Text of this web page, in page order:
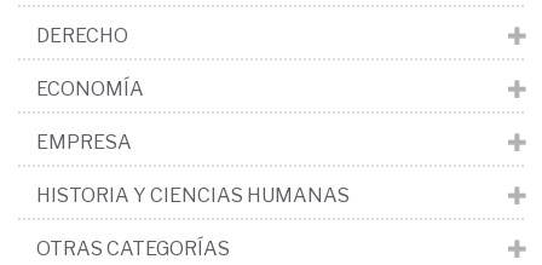
DERECHO
ECONOMÍA
EMPRESA
HISTORIA Y CIENCIAS HUMANAS
OTRAS CATEGORÍAS